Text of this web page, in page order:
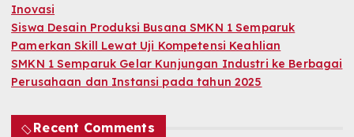
Inovasi
Siswa Desain Produksi Busana SMKN 1 Semparuk
Pamerkan Skill Lewat Uji Kompetensi Keahlian
SMKN 1 Semparuk Gelar Kunjungan Industri ke Berbagai
Perusahaan dan Instansi pada tahun 2025
Recent Comments